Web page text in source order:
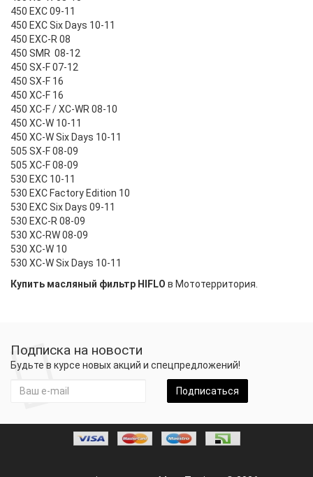
450 EXC 09-11
450 EXC Six Days 10-11
450 EXC-R 08
450 SMR 08-12
450 SX-F 07-12
450 SX-F 16
450 XC-F 16
450 XC-F / XC-WR 08-10
450 XC-W 10-11
450 XC-W Six Days 10-11
505 SX-F 08-09
505 XC-F 08-09
530 EXC 10-11
530 EXC Factory Edition 10
530 EXC Six Days 09-11
530 EXC-R 08-09
530 XC-RW 08-09
530 XC-W 10
530 XC-W Six Days 10-11
Купить масляный фильтр HIFLO в Мототерритория.
Подписка на новости
Будьте в курсе новых акций и спецпредложений!
Подписаться